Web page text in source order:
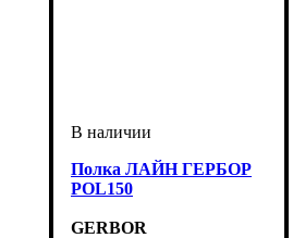
Полка ЛАЙН ГЕРБОР
POL150
GERBOR